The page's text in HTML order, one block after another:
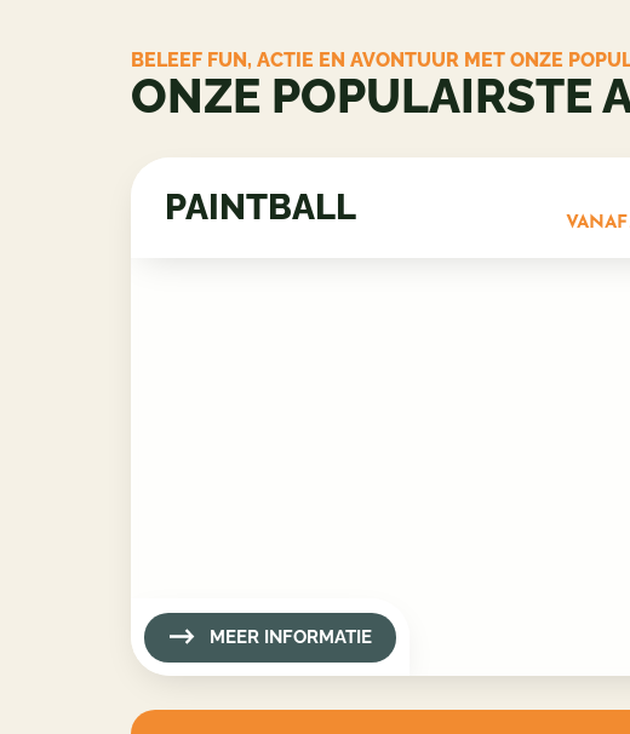
BELEEF FUN, ACTIE EN AVONTUUR MET ONZE
ONZE POPULAIRSTE
PAINTBALL VANAF
MEER INFORMATIE